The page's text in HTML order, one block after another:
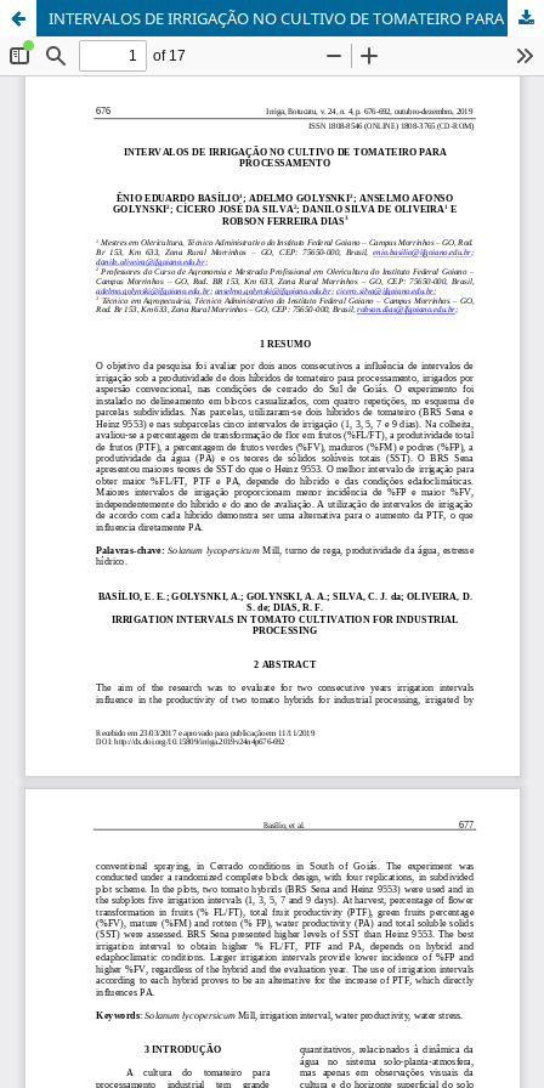
INTERVALOS DE IRRIGAÇÃO NO CULTIVO DE TOMATEIRO PARA PROCESSAMENTO v